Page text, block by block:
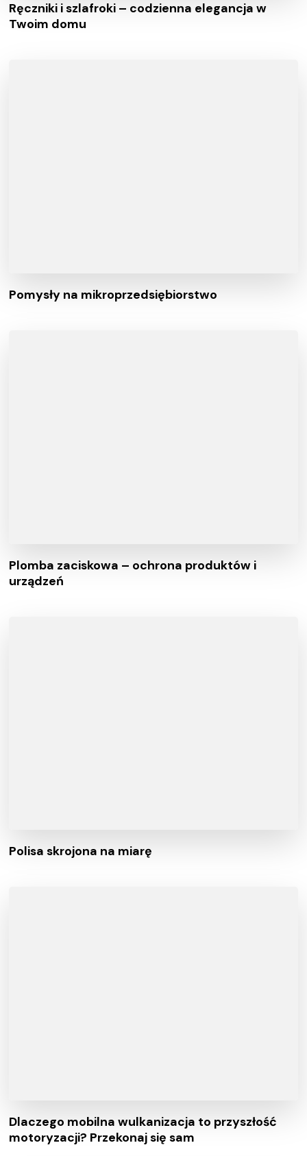
Ręczniki i szlafroki – codzienna elegancja w
Twoim domu
Pomysły na mikroprzedsiębiorstwo
Plomba zaciskowa – ochrona produktów i
urządzeń
Polisa skrojona na miarę
Dlaczego mobilna wulkanizacja to przyszłość
motoryzacji? Przekonaj się sam